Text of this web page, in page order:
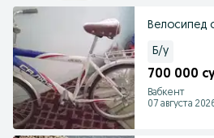
Велосипед
Б/у
700 000
Вабкент
07 августа